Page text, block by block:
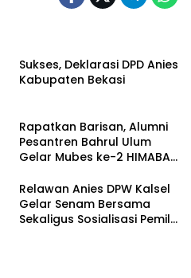
Sukses, Deklarasi DPD Anies
Kabupaten Bekasi
Rapatkan Barisan, Alumni
Pesantren Bahrul Ulum
Gelar Mubes ke-2 HIMABAS
Semarang
Relawan Anies DPW Kalsel
Gelar Senam Bersama
Sekaligus Sosialisasi Pemilu